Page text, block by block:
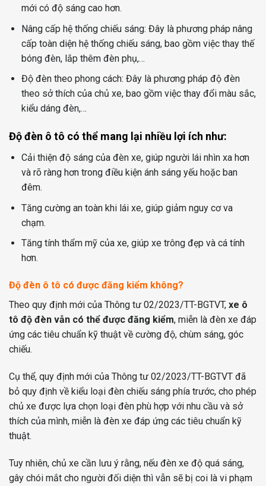
mới có độ sáng cao hơn.
Nâng cấp hệ thống chiếu sáng: Đây là phương pháp nâng
cấp toàn diện hệ thống chiếu sáng, bao gồm việc thay thế
bóng đèn, lắp thêm đèn phụ,…
Độ đèn theo phong cách: Đây là phương pháp độ đèn
theo sở thích của chủ xe, bao gồm việc thay đổi màu sắc,
kiểu dáng đèn,…
Độ đèn ô tô có thể mang lại nhiều lợi ích như:
Cải thiện độ sáng của đèn xe, giúp người lái nhìn xa hơn
và rõ ràng hơn trong điều kiện ánh sáng yếu hoặc ban
đêm.
Tăng cường an toàn khi lái xe, giúp giảm nguy cơ va
chạm.
Tăng tính thẩm mỹ của xe, giúp xe trông đẹp và cá tính
hơn.
Độ đèn ô tô có được đăng kiểm không?
Theo quy định mới của Thông tư 02/2023/TT-BGTVT, xe ô
tô độ đèn vẫn có thể được đăng kiểm, miễn là đèn xe đáp
ứng các tiêu chuẩn kỹ thuật về cường độ, chùm sáng, góc
chiếu.
Cụ thể, quy định mới của Thông tư 02/2023/TT-BGTVT đã
bỏ quy định về kiểu loại đèn chiếu sáng phía trước, cho phép
chủ xe được lựa chọn loại đèn phù hợp với nhu cầu và sở
thích của mình, miễn là đèn xe đáp ứng các tiêu chuẩn kỹ
thuật.
Tuy nhiên, chủ xe cần lưu ý rằng, nếu đèn xe độ quá sáng,
gây chói mắt cho người đối diện thì vẫn sẽ bị coi là vi phạm